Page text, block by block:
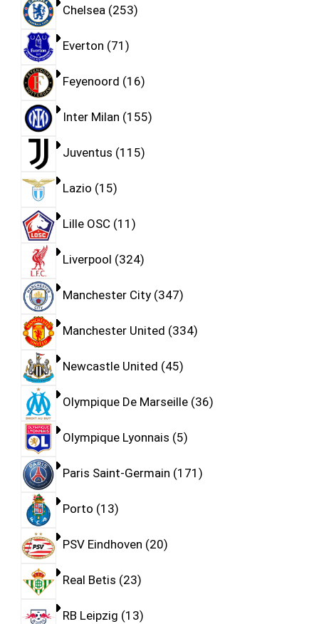
Chelsea 253
Everton 71
Feyenoord 16
Inter Milan 155
Juventus 115
Lazio 15
Lille OSC 11
Liverpool 324
Manchester City 347
Manchester United 334
Newcastle United 45
Olympique De Marseille 36
Olympique Lyonnais 5
Paris Saint-Germain 171
Porto 13
PSV Eindhoven 20
Real Betis 23
RB Leipzig 13